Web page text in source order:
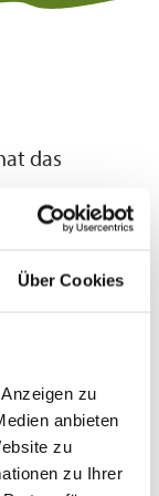
Über Cookies
zu
anbieten
zu
zu Ihrer
das
Die neue